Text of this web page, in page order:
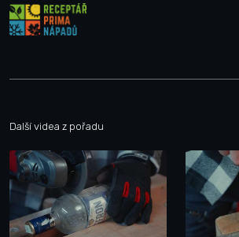
Další videa z pořadu